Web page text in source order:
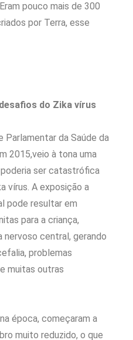
pouco mais de 300
por Terra, esse
do Zika vírus
Parlamentar da Saúde da
2015,veio à tona uma
ser catastrófica
vírus. A exposição a
pode resultar em
para a criança,
central, gerando
problemas
muitas outras
época, começaram a
muito reduzido, o que